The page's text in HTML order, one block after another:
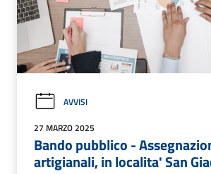
AVVISI
27 MARZO 2025
Bando pubblico -
artigianali, in localita' San